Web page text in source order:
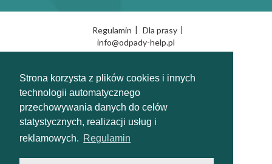
Strona korzysta z plików cookies i innych
technologii automatycznego
przechowywania danych do celów
statystycznych, realizacji usług i
reklamowych. Regulamin
Regulamin | Dla prasy |
info@odpady-help.pl